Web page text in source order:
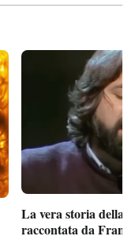
La vera storia della
raccontata da